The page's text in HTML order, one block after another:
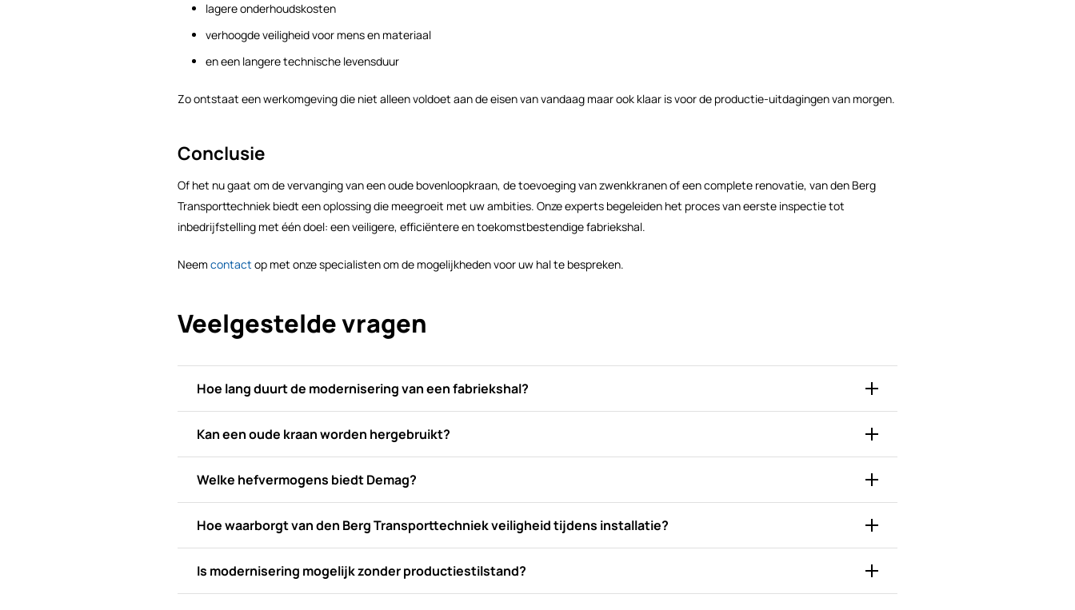
lagere onderhoudskosten
verhoogde veiligheid voor mens en materiaal
en een langere technische levensduur
Zo ontstaat een werkomgeving die niet alleen voldoet aan de eisen van vandaag maar ook klaar is voor de productie-uitdagingen van morgen.
Conclusie
Of het nu gaat om de vervanging van een oude bovenloopkraan, de toevoeging van zwenkkranen of een complete renovatie, van den Berg
Transporttechniek biedt een oplossing die meegroeit met uw ambities. Onze experts begeleiden het proces van eerste inspectie tot
inbedrijfstelling met één doel: een veiligere, efficiëntere en toekomstbestendige fabriekshal.
Neem contact op met onze specialisten om de mogelijkheden voor uw hal te bespreken.
Veelgestelde vragen
Hoe lang duurt de modernisering van een fabriekshal?
Kan een oude kraan worden hergebruikt?
Welke hefvermogens biedt Demag?
Hoe waarborgt van den Berg Transporttechniek veiligheid tijdens installatie?
Is modernisering mogelijk zonder productiestilstand?